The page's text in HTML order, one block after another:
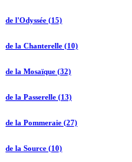
de l'Odyssée (15)
de la Chanterelle (10)
de la Mosaïque (32)
de la Passerelle (13)
de la Pommeraie (27)
de la Source (10)